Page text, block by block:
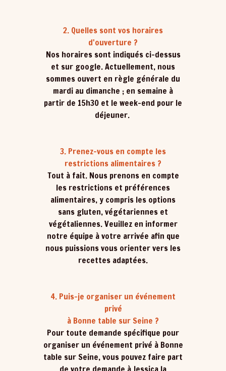
2. Quelles sont vos horaires
d'ouverture ?
Nos horaires sont indiqués ci-dessus
et sur google. Actuellement, nous
sommes ouvert en règle générale du
mardi au dimanche ; en semaine à
partir de 15h30 et le week-end pour le
déjeuner.
3. Prenez-vous en compte les
restrictions alimentaires ?
Tout à fait. Nous prenons en compte
les restrictions et préférences
alimentaires, y compris les options
sans gluten, végétariennes et
végétaliennes. Veuillez en informer
notre équipe à votre arrivée afin que
nous puissions vous orienter vers les
recettes adaptées.
4. Puis-je organiser un événement
privé
à Bonne table sur Seine ?
Pour toute demande spécifique pour
organiser un événement privé à Bonne
table sur Seine, vous pouvez faire part